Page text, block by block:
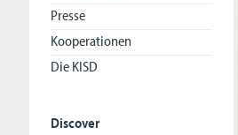
Presse
Kooperationen
Die KISD
Discover